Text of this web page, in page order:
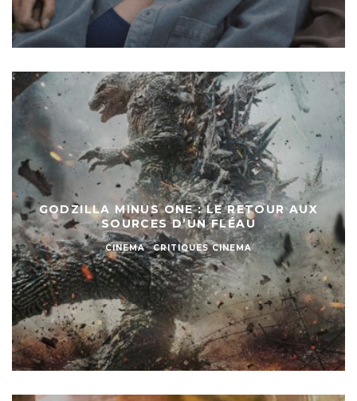
GODZILLA MINUS ONE : LE RETOUR AUX
SOURCES D’UN FLÉAU
CINEMA CRITIQUES CINEMA